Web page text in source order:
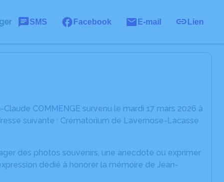
SMS Facebook E-mail Lien
COMMENGE survenu le mardi 17 mars 2026 à
suivante : Crématorium de Lavernose-Lacasse
des photos souvenirs, une anecdote ou exprimer
dédié à honorer la mémoire de Jean-